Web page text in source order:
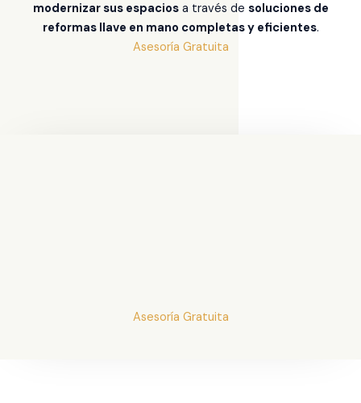
modernizar sus espaciosa través de soluciones de
reformas llave en mano completas y eficientes.
Asesoría Gratuita
Asesoría Gratuita